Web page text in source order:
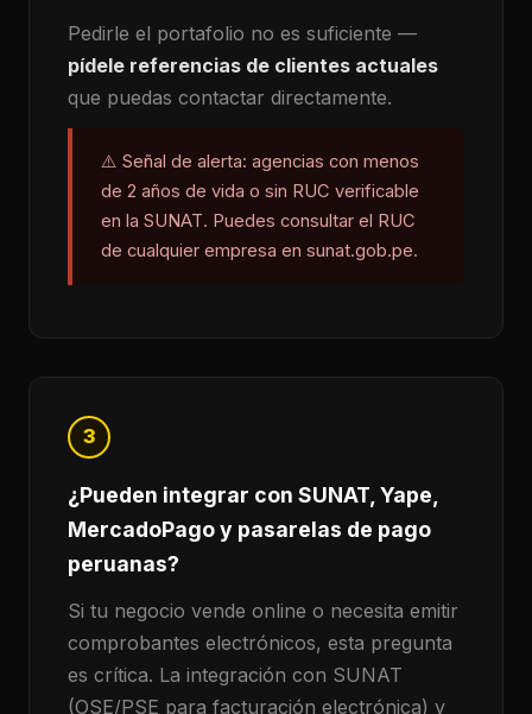
Pedirle el portafolio no es suficiente —
pídele referencias de clientes actuales
que puedas contactar directamente.
⚠️ Señal de alerta: agencias con menos
de 2 años de vida o sin RUC verificable
en la SUNAT. Puedes consultar el RUC
de cualquier empresa en sunat.gob.pe.
3
¿Pueden integrar con SUNAT, Yape,
MercadoPago y pasarelas de pago
peruanas?
Si tu negocio vende online o necesita emitir
comprobantes electrónicos, esta pregunta
es crítica. La integración con SUNAT
(OSE/PSE para facturación electrónica) y